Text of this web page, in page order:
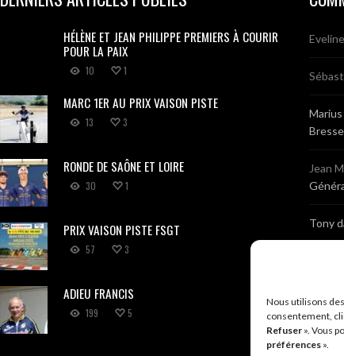
Nous utilisons des
consentement,
Refuser ». Vous
préférences ».
HÉLÈNE ET JEAN PHILIPPE PREMIERS À COURIR
POUR LA PAIX
10 1
MARC 1ER AU PRIX VAISON PISTE
13 3
RONDE DE SAÔNE ET LOIRE
30 1
PRIX VAISON PISTE FSGT
57 3
ADIEU FRANCIS
199 5
Eveline
Bresse
Jean
Tony
Robert